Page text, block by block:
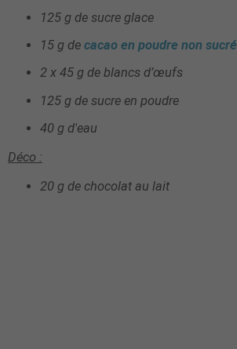
125 g de sucre glace
15 g decacao en poudre non sucré
2 x 45 g de blancs d’œufs
125 g de sucre en poudre
40 g d'eau
Déco :
20 g de chocolat au lait